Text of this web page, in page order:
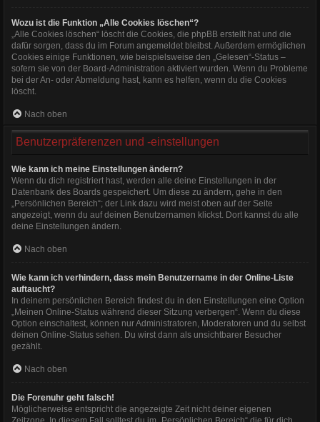
Wozu ist die Funktion „Alle Cookies löschen“?
„Alle Cookies löschen“ löscht die Cookies, die phpBB erstellt hat und die
dafür sorgen, dass du im Forum angemeldet bleibst. Außerdem ermöglichen
Cookies einige Funktionen, wie beispielsweise den „Gelesen“-Status –
sofern sie von der Board-Administration aktiviert wurden. Wenn du Probleme
bei der An- oder Abmeldung hast, kann es helfen, wenn du die Cookies
löscht.
Nach oben
Benutzerpräferenzen und -einstellungen
Wie kann ich meine Einstellungen ändern?
Wenn du dich registriert hast, werden alle deine Einstellungen in der
Datenbank des Boards gespeichert. Um diese zu ändern, gehe in den
„Persönlichen Bereich“; der Link dazu wird meist oben auf der Seite
angezeigt, wenn du auf deinen Benutzernamen klickst. Dort kannst du alle
deine Einstellungen ändern.
Nach oben
Wie kann ich verhindern, dass mein Benutzername in der Online-Liste
auftaucht?
In deinem persönlichen Bereich findest du in den Einstellungen eine Option
„Meinen Online-Status während dieser Sitzung verbergen“. Wenn du diese
Option einschaltest, können nur Administratoren, Moderatoren und du selbst
deinen Online-Status sehen. Du wirst dann als unsichtbarer Besucher
gezählt.
Nach oben
Die Forenuhr geht falsch!
Möglicherweise entspricht die angezeigte Zeit nicht deiner eigenen